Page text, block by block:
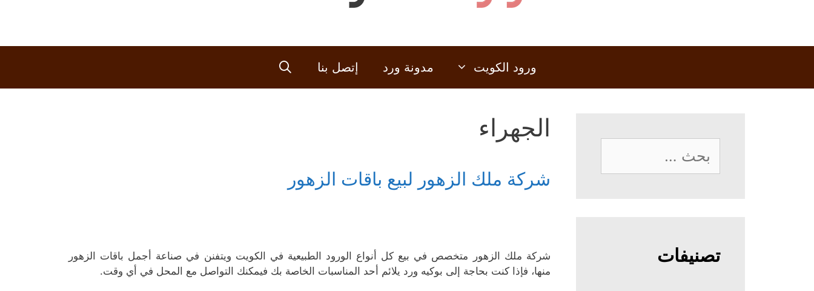
ورود الكويت مدونة ورد إتصل بنا
الجهراء
شركة ملك الزهور لبيع باقات الزهور
شركة ملك الزهور متخصص في بيع كل أنواع الورود الطبيعية في الكويت ويتفنن في صناعة أجمل باقات الزهور
منها، فإذا كنت بحاجة إلى بوكيه ورد يلائم أحد المناسبات الخاصة بك فيمكنك التواصل مع المحل في أي وقت.
البحث
عن:
تصنيفات